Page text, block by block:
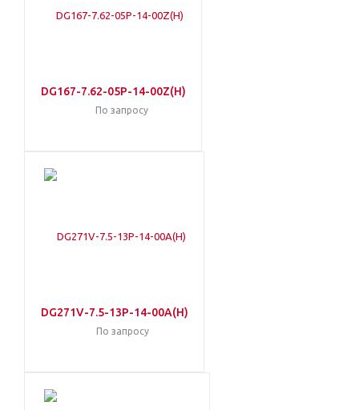
DG167-7.62-05P-14-00Z(H)
По запросу
DG271V-7.5-13P-14-00A(H)
По запросу